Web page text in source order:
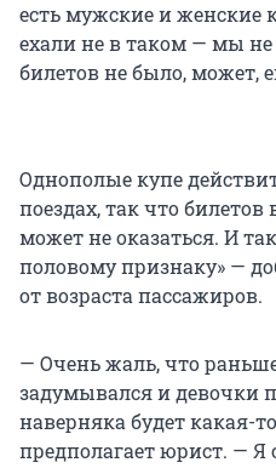
есть мужские и женские
ехали не в таком — мы
билетов не было, может,
Однополые купе
поездах, так что билетов
может не оказаться. И
половому признаку» —
от возраста пассажиров.
— Очень жаль, что
задумывался и девочки
наверняка будет какая-
предполагает юрист. —